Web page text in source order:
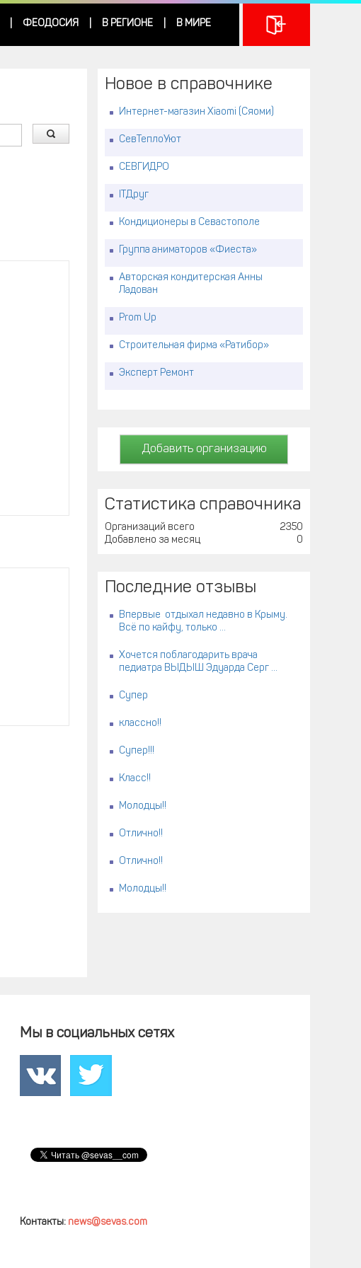
ФЕОДОСИЯ В РЕГИОНЕ В МИРЕ
Новое в справочнике
Интернет-магазин Xiaomi (Сяоми)
СевТеплоУют
СЕВГИДРО
ITДруг
Кондиционеры в Севастополе
Группа аниматоров «Фиеста»
Авторская кондитерская Анны
Ладован
Prom Up
Строительная фирма «Ратибор»
Эксперт Ремонт
Добавить организацию
Статистика справочника
2350
Организаций всего
0
Добавлено за месяц
Последние отзывы
Впервые отдыхал недавно в Крыму.
Всё по кайфу, только ...
Хочется поблагодарить врача
педиатра ВЫДЫШ Эдуарда Серг ...
Супер
классно!!
Супер!!!
Класс!!
Молодцы!!
Отлично!!
Отлично!!
Молодцы!!
Мы в социальных сетях
Контакты: news@sevas.com